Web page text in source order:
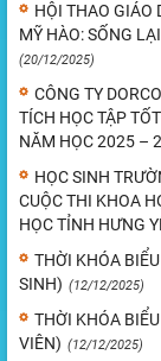
HỘI THAO GIÁO
MỸ HÀO: SỐNG
(20/12/2025)
CÔNG TY
TÍCH HỌC TẬP
NĂM HỌC 2025 –
HỌC SINH
CUỘC THI KHOA
HỌC TỈNH HƯNG
THỜI KHÓA
SINH) (12/12/2025)
THỜI KHÓA
VIÊN) (12/12/2025)